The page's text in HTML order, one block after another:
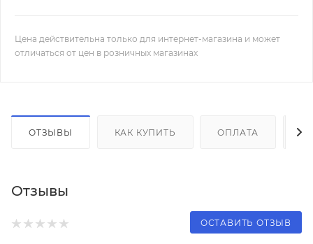
Цена действительна только для интернет-магазина и может
отличаться от цен в розничных магазинах
ОТЗЫВЫ КАК КУПИТЬ ОПЛАТА
Отзывы
ОСТАВИТЬ ОТЗЫВ